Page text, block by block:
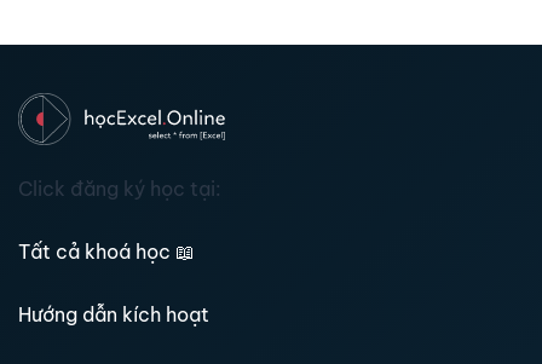
Click đăng ký học tại:
Tất cả khoá học 📖
Hướng dẫn kích hoạt